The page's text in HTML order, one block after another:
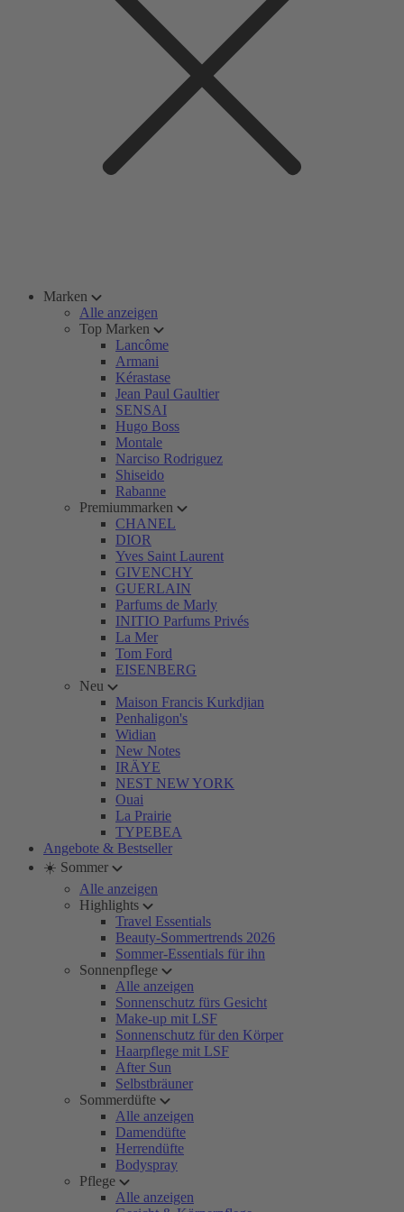
Marken
Alle anzeigen
Top Marken
Lancôme
Armani
Kérastase
Jean Paul Gaultier
SENSAI
Hugo Boss
Montale
Narciso Rodriguez
Shiseido
Rabanne
Premiummarken
CHANEL
DIOR
Yves Saint Laurent
GIVENCHY
GUERLAIN
Parfums de Marly
INITIO Parfums Privés
La Mer
Tom Ford
EISENBERG
Neu
Maison Francis Kurkdjian
Penhaligon's
Widian
New Notes
IRÄYE
NEST NEW YORK
Ouai
La Prairie
TYPEBEA
Angebote & Bestseller
☀️ Sommer
Alle anzeigen
Highlights
Travel Essentials
Beauty-Sommertrends 2026
Sommer-Essentials für ihn
Sonnenpflege
Alle anzeigen
Sonnenschutz fürs Gesicht
Make-up mit LSF
Sonnenschutz für den Körper
Haarpflege mit LSF
After Sun
Selbstbräuner
Sommerdüfte
Alle anzeigen
Damendüfte
Herrendüfte
Bodyspray
Pflege
Alle anzeigen